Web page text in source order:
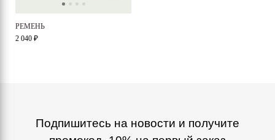
РЕМЕНЬ
2 040 ₽
Подпишитесь на новости и получите